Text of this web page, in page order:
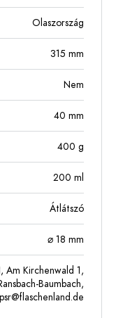
Olaszország
315 mm
Nem
40 mm
400 g
200 ml
Átlátszó
⌀ 18 mm
Am Kirchenwald 1,
Baumbach,